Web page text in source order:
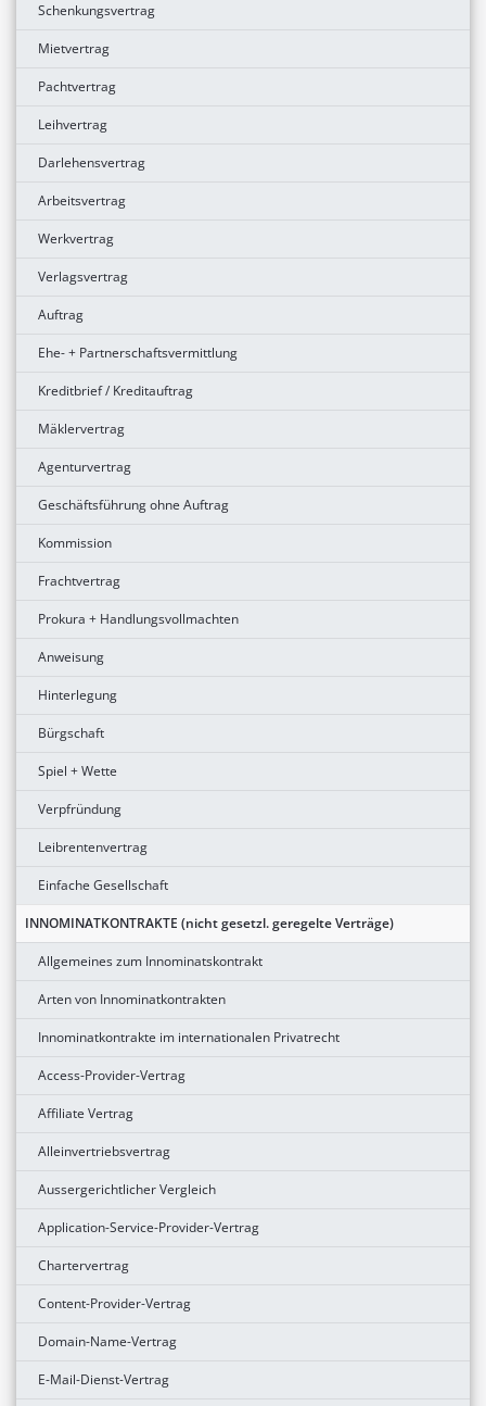
Schenkungsvertrag
Mietvertrag
Pachtvertrag
Leihvertrag
Darlehensvertrag
Arbeitsvertrag
Werkvertrag
Verlagsvertrag
Auftrag
Ehe- + Partnerschaftsvermittlung
Kreditbrief / Kreditauftrag
Mäklervertrag
Agenturvertrag
Geschäftsführung ohne Auftrag
Kommission
Frachtvertrag
Prokura + Handlungsvollmachten
Anweisung
Hinterlegung
Bürgschaft
Spiel + Wette
Verpfründung
Leibrentenvertrag
Einfache Gesellschaft
INNOMINATKONTRAKTE (nicht gesetzl. geregelte Verträge)
Allgemeines zum Innominatskontrakt
Arten von Innominatkontrakten
Innominatkontrakte im internationalen Privatrecht
Access-Provider-Vertrag
Affiliate Vertrag
Alleinvertriebsvertrag
Aussergerichtlicher Vergleich
Application-Service-Provider-Vertrag
Chartervertrag
Content-Provider-Vertrag
Domain-Name-Vertrag
E-Mail-Dienst-Vertrag